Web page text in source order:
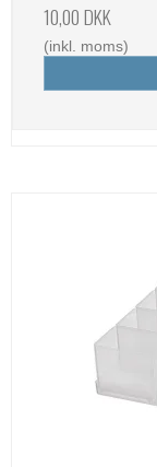
10,00 DKK
(inkl. moms)